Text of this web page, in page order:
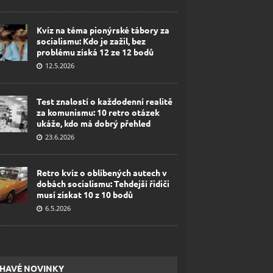
Kvíz na téma pionýrské tábory za
socialismu: Kdo je zažil, bez
problému získá 12 ze 12 bodů
12.5.2026
Test znalostí o každodenní realitě
za komunismu: 10 retro otázek
ukáže, kdo má dobrý přehled
23.6.2026
Retro kvíz o oblíbených autech v
dobách socialismu: Tehdejší řidiči
musí získat 10 z 10 bodů
6.5.2026
NOVINKY